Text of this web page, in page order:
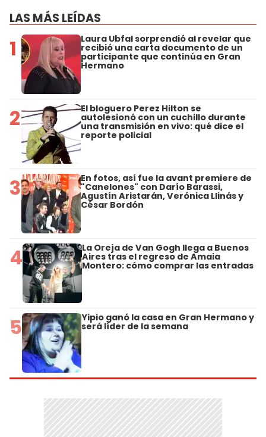
LAS MÁS LEÍDAS
1 Laura Ubfal sorprendió al revelar que
recibió una carta documento de un
participante que continúa en Gran
Hermano
2 El bloguero Perez Hilton se
autolesionó con un cuchillo durante
una transmisión en vivo: qué dice el
reporte policial
3 En fotos, así fue la avant premiere de
"Canelones" con Darío Barassi,
Agustín Aristarán, Verónica Llinás y
César Bordón
4 La Oreja de Van Gogh llega a Buenos
Aires tras el regreso de Amaia
Montero: cómo comprar las entradas
5 Yipio ganó la casa en Gran Hermano y
será líder de la semana